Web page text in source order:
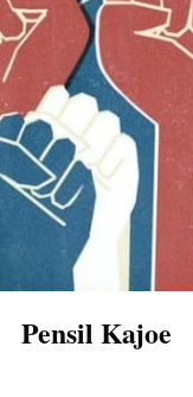
Pensil Kajoe